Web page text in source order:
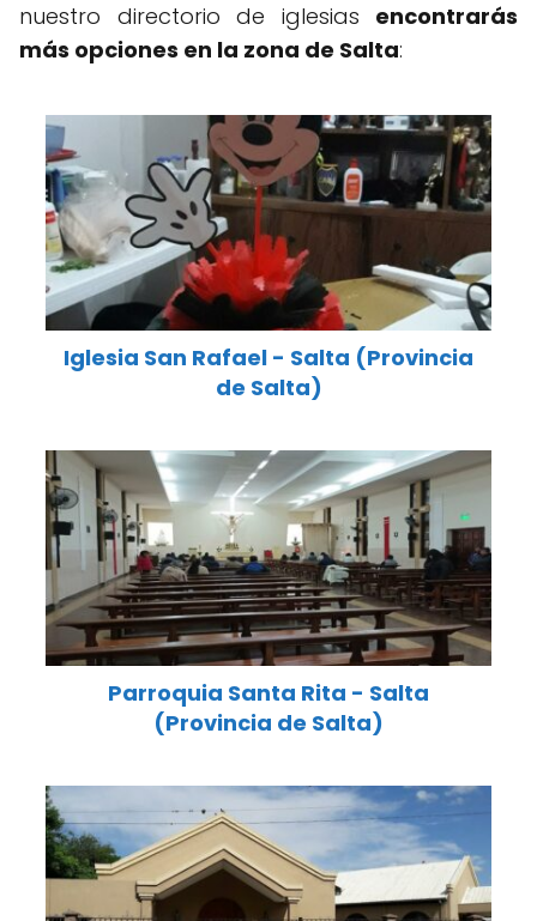
nuestro directorio de iglesias encontrarás
más opciones en la zona de Salta:
Iglesia San Rafael - Salta (Provincia
de Salta)
Parroquia Santa Rita - Salta
(Provincia de Salta)